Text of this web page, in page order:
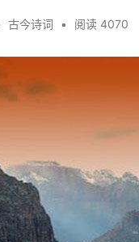
古今诗词 • 阅读 4070